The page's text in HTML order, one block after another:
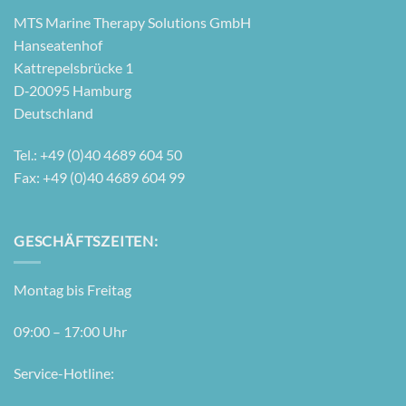
MTS Mari­ne The­ra­py Solu­ti­ons GmbH
Hanseatenhof
Kattre­pels­brü­cke 1
D‑20095 Hamburg
Deutschland
Tel.: +49 (0)40 4689 604 50
Fax: +49 (0)40 4689 604 99
GESCHÄFTSZEITEN:
Mon­tag bis Freitag
09:00 – 17:00 Uhr
Ser­vice-Hot­line: